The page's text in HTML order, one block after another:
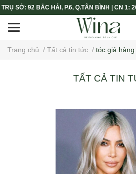
TRỤ SỞ: 92 BẮC HẢI, P.6, Q.TÂN BÌNH | CN 1:
Trang chủ / Tất cả tin tức / tóc giả
TẤT CẢ TIN